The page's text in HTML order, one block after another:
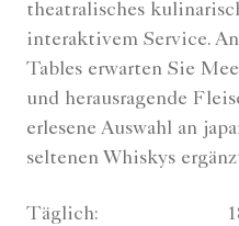
theatralisches
interaktivem Service.
Tables erwarten Sie
und herausragende
erlesene Auswahl an
seltenen Whiskys
Täglich: